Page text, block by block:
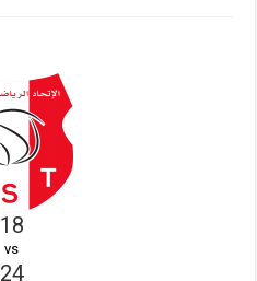
18
vs
24